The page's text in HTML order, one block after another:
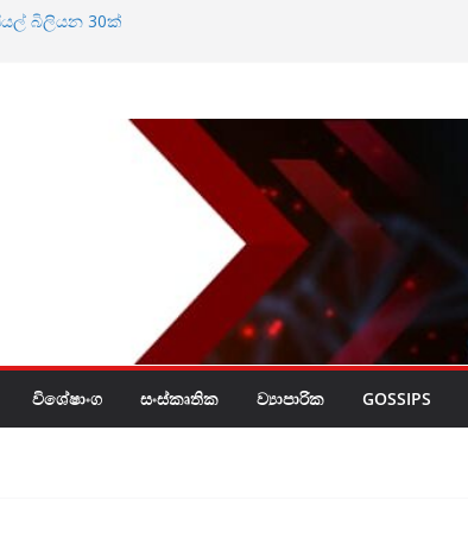
බිලියන 30ක්
විශේෂාංග සංස්කෘතික ව්‍යාපාරික GOSSIPS